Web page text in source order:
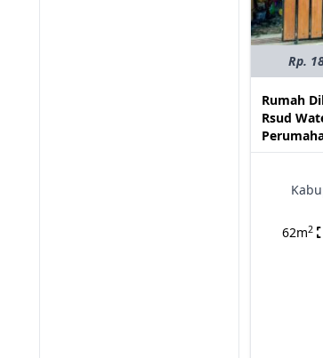
Rp.
Rumah
Rsud
62m2